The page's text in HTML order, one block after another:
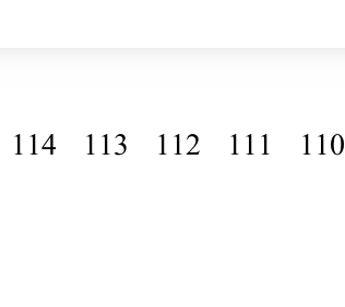
110
111
112
113
114